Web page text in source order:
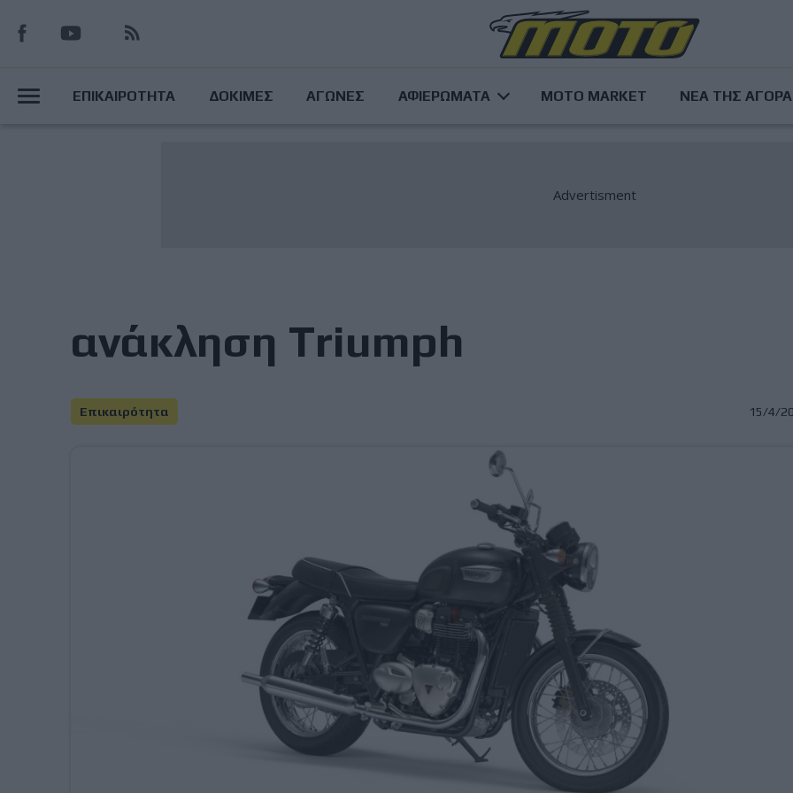
προς
κυρίως
MainΕΠΙΚΑΙΡΟΤΗΤΑ ΔΟΚΙΜΕΣ ΑΓΩΝΕΣ ΑΦΙΕΡΩΜΑΤΑ MOTO MARKET ΝΕΑ ΤΗΣ
ανάκληση Triumph
Επικαιρότητα 15/4/